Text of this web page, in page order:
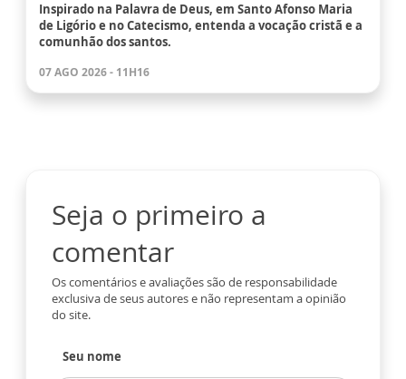
Inspirado na Palavra de Deus, em Santo Afonso Maria
de Ligório e no Catecismo, entenda a vocação cristã e a
comunhão dos santos.
07 AGO 2026 - 11H16
Seja o primeiro a
comentar
Os comentários e avaliações são de responsabilidade
exclusiva de seus autores e não representam a opinião
do site.
Seu nome